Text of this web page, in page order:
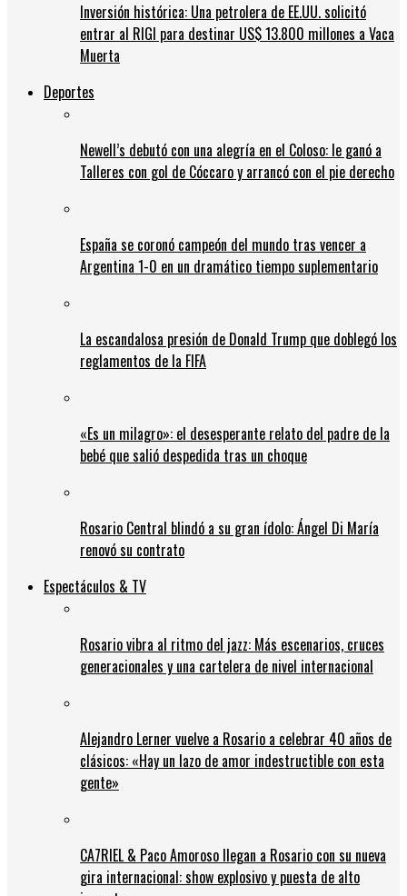
Inversión histórica: Una petrolera de EE.UU. solicitó
entrar al RIGI para destinar US$ 13.800 millones a Vaca
Muerta
Deportes
Newell’s debutó con una alegría en el Coloso: le ganó a
Talleres con gol de Cóccaro y arrancó con el pie derecho
España se coronó campeón del mundo tras vencer a
Argentina 1-0 en un dramático tiempo suplementario
La escandalosa presión de Donald Trump que doblegó los
reglamentos de la FIFA
«Es un milagro»: el desesperante relato del padre de la
bebé que salió despedida tras un choque
Rosario Central blindó a su gran ídolo: Ángel Di María
renovó su contrato
Espectáculos & TV
Rosario vibra al ritmo del jazz: Más escenarios, cruces
generacionales y una cartelera de nivel internacional
Alejandro Lerner vuelve a Rosario a celebrar 40 años de
clásicos: «Hay un lazo de amor indestructible con esta
gente»
CA7RIEL & Paco Amoroso llegan a Rosario con su nueva
gira internacional: show explosivo y puesta de alto